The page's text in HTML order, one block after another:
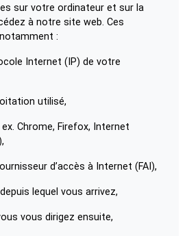
sur votre ordinateur et sur la
à notre site web. Ces
:
Internet (IP) de votre
utilisé,
Chrome, Firefox, Internet
d’accès à Internet (FAI),
depuis lequel vous arrivez,
vous dirigez ensuite,